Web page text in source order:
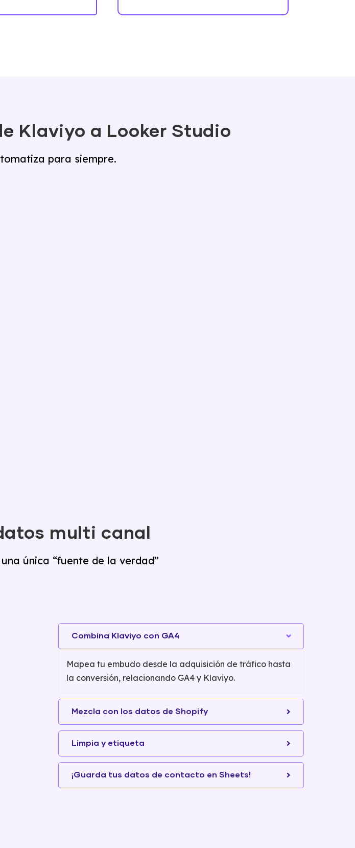
Klaviyo a Looker Studio
para siempre.
multi canal
única “fuente de la verdad”
Combina Klaviyo con GA4
Mapea tu embudo desde la adquisición de tráfico hasta
la conversión, relacionando GA4 y Klaviyo.
Mezcla con los datos de Shopify
Limpia y etiqueta
¡Guarda tus datos de contacto en Sheets!